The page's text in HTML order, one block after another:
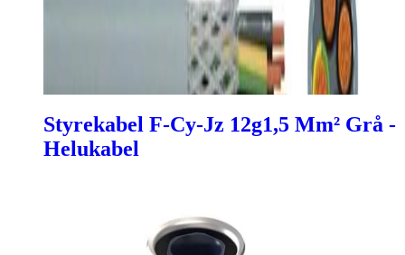
Styrekabel F-Cy-Jz 12g1,5 Mm² Grå -
Helukabel